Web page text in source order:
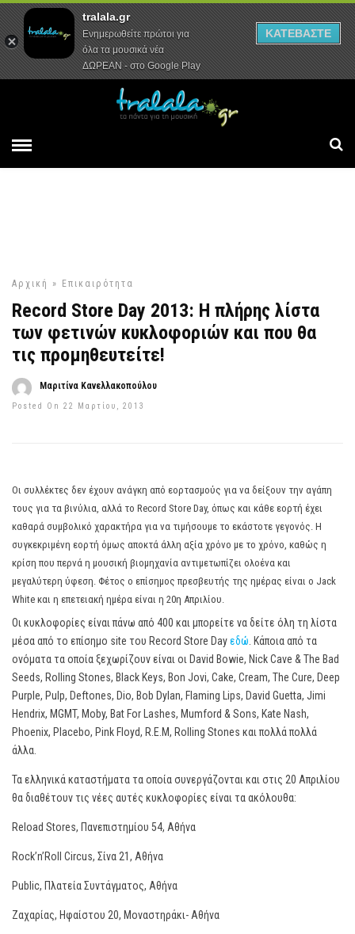
Αρχική Συνεντεύξεις Ρεπορτάζ
Αρχική » Επικαιρότητα
Record Store Day 2013: Η πλήρης λίστα
των φετινών κυκλοφοριών και που θα
τις προμηθευτείτε!
Μαριτίνα Κανελλακοπούλου
Posted On 22 Μαρτίου, 2013
Οι συλλέκτες δεν έχουν ανάγκη από εορτασμούς για να δείξουν την αγάπη
τους για τα βινύλια, αλλά το Record Store Day, όπως και κάθε εορτή έχει
καθαρά συμβολικό χαρακτήρα για να τιμήσουμε το εκάστοτε γεγονός. Η
συγκεκριμένη εορτή όμως αποκτά άλλη αξία χρόνο με το χρόνο, καθώς η
κρίση που περνά η μουσική βιομηχανία αντιμετωπίζει ολοένα και
μεγαλύτερη ύφεση. Φέτος ο επίσημος πρεσβευτής της ημέρας είναι ο Jack
White και η επετειακή ημέρα είναι η 20η Απριλίου.
Οι κυκλοφορίες είναι πάνω από 400 και μπορείτε να δείτε όλη τη λίστα
μέσα από το επίσημο site του Record Store Dayεδώ . Κάποια από τα
ονόματα τα οποία ξεχωρίζουν είναι οι David Bowie, Nick Cave & The Bad
Seeds, Rolling Stones, Black Keys, Bon Jovi, Cake, Cream, The Cure, Deep
Purple, Pulp, Deftones, Dio, Bob Dylan, Flaming Lips, David Guetta, Jimi
Hendrix, MGMT, Moby, Bat For Lashes, Mumford & Sons, Kate Nash,
Phoenix, Placebo, Pink Floyd, R.E.M, Rolling Stones και πολλά πολλά
άλλα.
Τα ελληνικά καταστήματα τα οποία συνεργάζονται και στις 20 Απριλίου
θα διαθέτουν τις νέες αυτές κυκλοφορίες είναι τα ακόλουθα:
Reload Stores, Πανεπιστημίου 54, Αθήνα
Rock’n’Roll Circus, Σίνα 21, Αθήνα
Public, Πλατεία Συντάγματος, Αθήνα
Ζαχαρίας, Ηφαίστου 20, Μοναστηράκι- Αθήνα
tralala.gr
Ενημερωθείτε πρώτοι για
όλα τα μουσικά νέα
ΔΩΡΕΑΝ - στο Google Play
ΚΑΤΕΒΑΣΤΕ